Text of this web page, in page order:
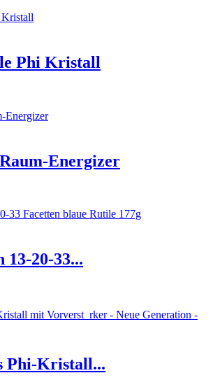
Phi Kristall
Energizer
13-20-33...
Phi-Kristall...